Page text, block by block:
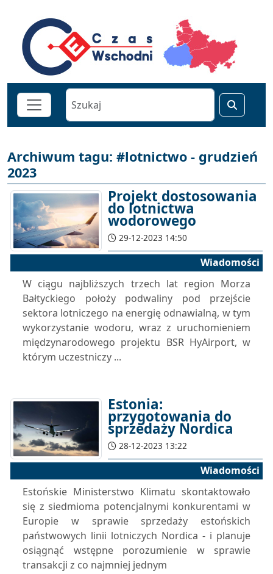
Archiwum tagu: #lotnictwo - grudzień
2023
Projekt dostosowania
do lotnictwa
wodorowego
29-12-2023 14:50
Wiadomości
W ciągu najbliższych trzech lat region Morza
Bałtyckiego położy podwaliny pod przejście
sektora lotniczego na energię odnawialną, w tym
wykorzystanie wodoru, wraz z uruchomieniem
międzynarodowego projektu BSR HyAirport, w
którym uczestniczy ...
Estonia:
przygotowania do
sprzedaży Nordica
28-12-2023 13:22
Wiadomości
Estońskie Ministerstwo Klimatu skontaktowało
się z siedmioma potencjalnymi konkurentami w
Europie w sprawie sprzedaży estońskich
państwowych linii lotniczych Nordica - i planuje
osiągnąć wstępne porozumienie w sprawie
transakcji z co najmniej jednym